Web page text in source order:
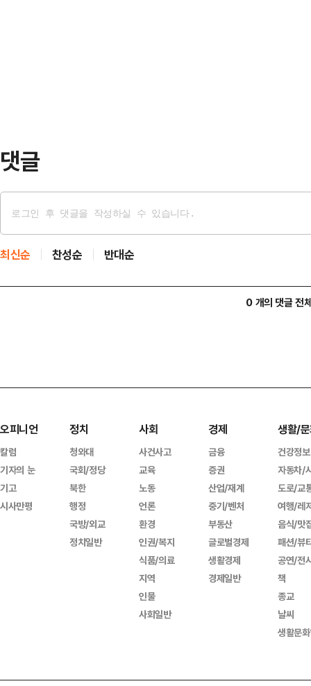
댓글
최신순 찬성순 반대순
0 개의 댓글 전
오피니언
칼럼
기자의 눈
기고
시사만평
정치
청와대
국회/정당
북한
행정
국방/외교
정치일반
사회
사건사고
교육
노동
언론
환경
인권/복지
식품/의료
지역
인물
사회일반
경제
금융
증권
산업/재계
중기/벤처
부동산
글로벌경제
생활경제
경제일반
생활/
건강정보
자동차/
도로/교
여행/레
음식/맛
패션/뷰
공연/전
책
종교
날씨
생활문